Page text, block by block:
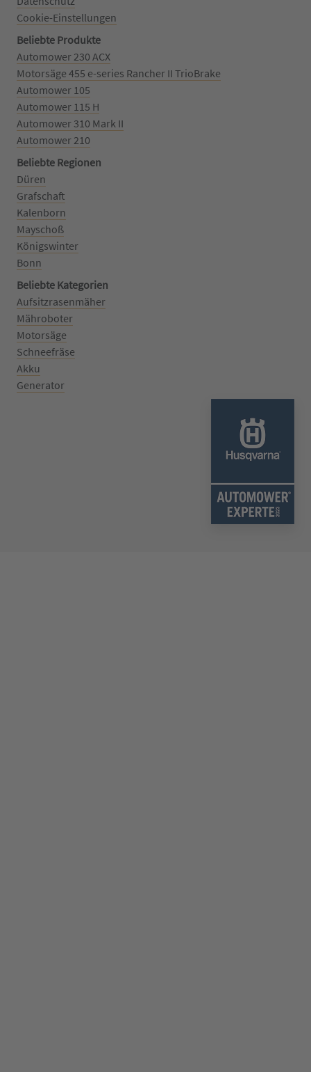
Cookie-Einstellungen
Beliebte Produkte
Automower 230 ACX
Motorsäge 455 e-series Rancher II TrioBrake
Automower 105
Automower 115 H
Automower 310 Mark II
Automower 210
Beliebte Regionen
Düren
Grafschaft
Kalenborn
Mayschoß
Königswinter
Bonn
Beliebte Kategorien
Aufsitzrasenmäher
Mähroboter
Motorsäge
Schneefräse
Akku
Generator